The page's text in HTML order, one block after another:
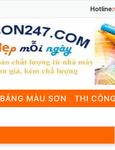
Hotline:
BẢNG MÀU SƠN THI